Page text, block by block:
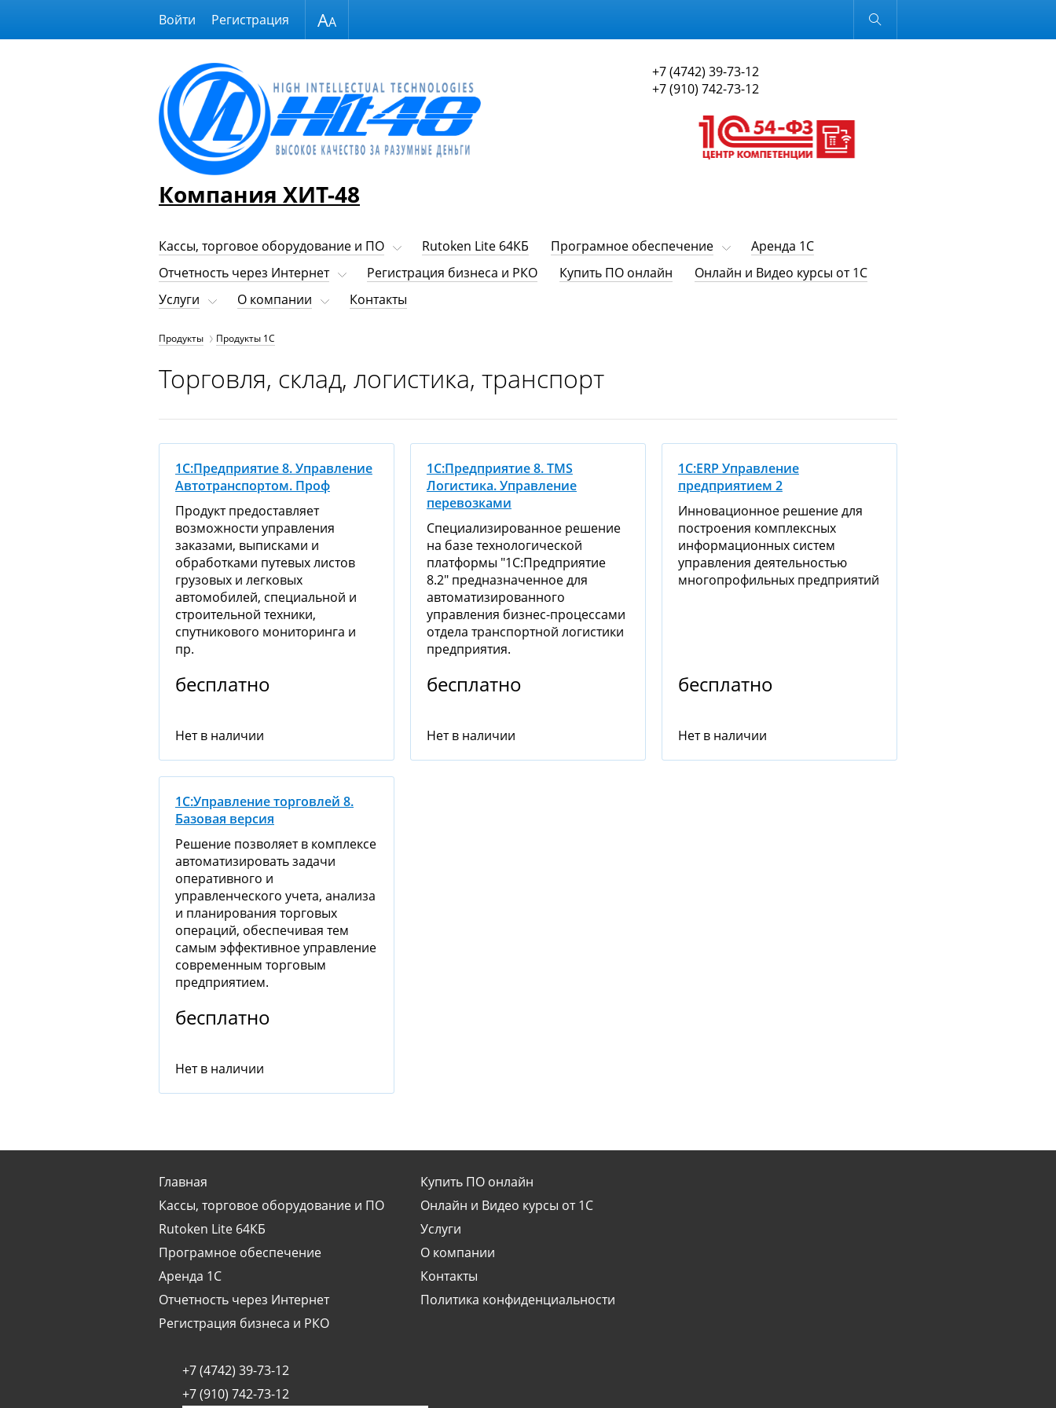
Размер шрифта Обычная версия
Компания ХИТ-48
+7 (4742) 39-73-12
+7 (910) 742-73-12
Войти Регистрация
Кассы, торговое оборудование и ПО Rutoken Lite 64КБ Програмное обеспечение
Аренда 1С
Отчетность через Интернет
Регистрация бизнеса и РКО Купить ПО онлайн
Онлайн и Видео курсы от 1С
Услуги
О компании Контакты
Продукты Продукты 1С
Торговля, склад, логистика, транспорт
1С:Предприятие 8. Управление
Автотранспортом. Проф
Продукт предоставляет
возможности управления
заказами, выписками и
обработками путевых листов
грузовых и легковых
автомобилей, специальной и
строительной техники,
спутникового мониторинга и
пр.
бесплатно
Нет в наличии
1С:Предприятие 8. TMS
Логистика. Управление
перевозками
Специализированное решение
на базе технологической
платформы "1С:Предприятие
8.2" предназначенное для
автоматизированного
управления бизнес-процессами
отдела транспортной логистики
предприятия.
бесплатно
Нет в наличии
1С:ERP Управление
предприятием 2
Инновационное решение для
построения комплексных
информационных систем
управления деятельностью
многопрофильных предприятий
бесплатно
Нет в наличии
1С:Управление торговлей 8.
Базовая версия
Решение позволяет в комплексе
автоматизировать задачи
оперативного и
управленческого учета, анализа
и планирования торговых
операций, обеспечивая тем
самым эффективное управление
современным торговым
предприятием.
бесплатно
Нет в наличии
Главная
Кассы, торговое оборудование и ПО
Rutoken Lite 64КБ
Програмное обеспечение
Аренда 1С
Отчетность через Интернет
Регистрация бизнеса и РКО
Купить ПО онлайн
Онлайн и Видео курсы от 1С
Услуги
О компании
Контакты
Политика конфиденциальности
+7 (4742) 39-73-12
+7 (910) 742-73-12